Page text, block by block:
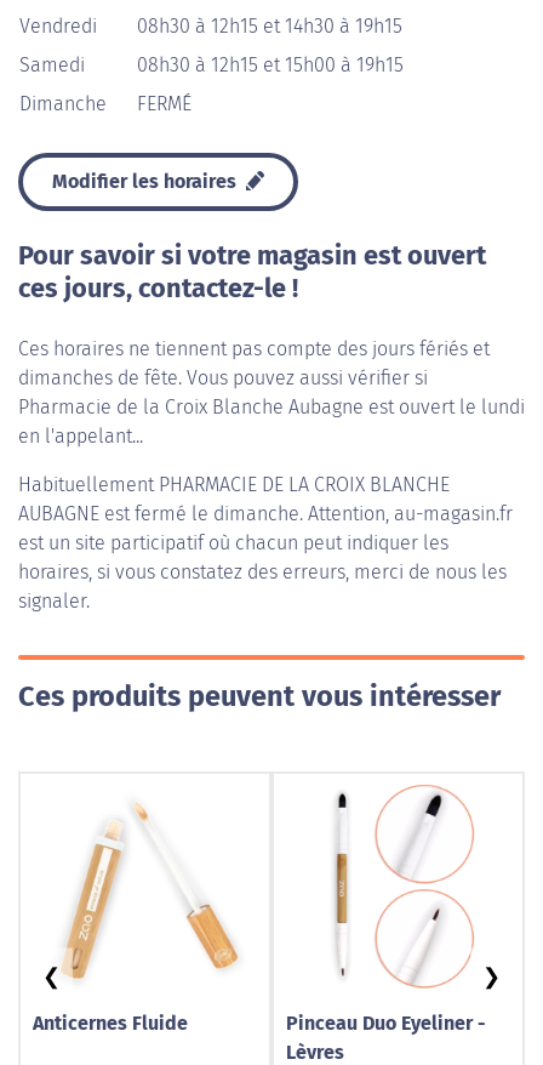
Vendredi
08h30 à 12h15 et 14h30 à 19h15
Samedi
08h30 à 12h15 et 15h00 à 19h15
Dimanche
FERMÉ
Modifier les horaires
Pour savoir si votre magasin est ouvert
ces jours, contactez-le !
Ces horaires ne tiennent pas compte des jours fériés et
dimanches de fête. Vous pouvez aussi vérifier si
Pharmacie de la Croix Blanche Aubagne est ouvert le lundi
en l'appelant...
Habituellement PHARMACIE DE LA CROIX BLANCHE
AUBAGNE est fermé le dimanche. Attention, au-magasin.fr
est un site participatif où chacun peut indiquer les
horaires, si vous constatez des erreurs, merci de nous les
signaler.
Ces produits peuvent vous intéresser
Anticernes Fluide
Pinceau Duo Eyeliner -
Lèvres
❮ ❯